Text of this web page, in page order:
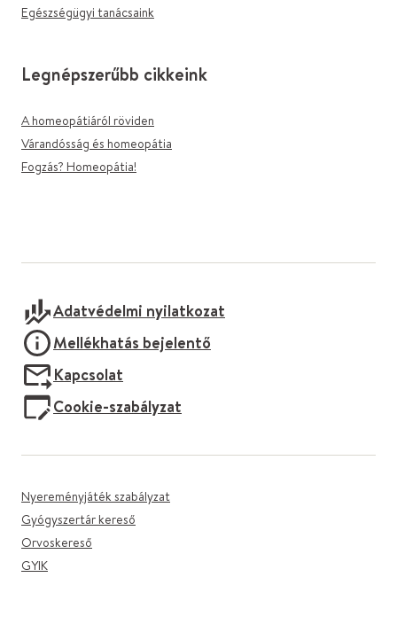
Egészségügyi tanácsaink
Legnépszerűbb cikkeink
A homeopátiáról röviden
Várandósság és homeopátia
Fogzás? Homeopátia!
Adatvédelmi nyilatkozat
Mellékhatás bejelentő
Kapcsolat
Cookie-szabályzat
Nyereményjáték szabályzat
Gyógyszertár kereső
Orvoskereső
GYIK